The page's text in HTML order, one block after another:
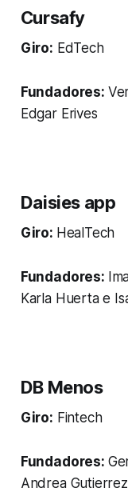
Cursafy
Giro: EdTech
Fundadores:
Edgar Erives
Daisies app
Giro: HealTech
Fundadores:
Karla Huerta e
DB Menos
Giro: Fintech
Fundadores:
Andrea Gutierrez